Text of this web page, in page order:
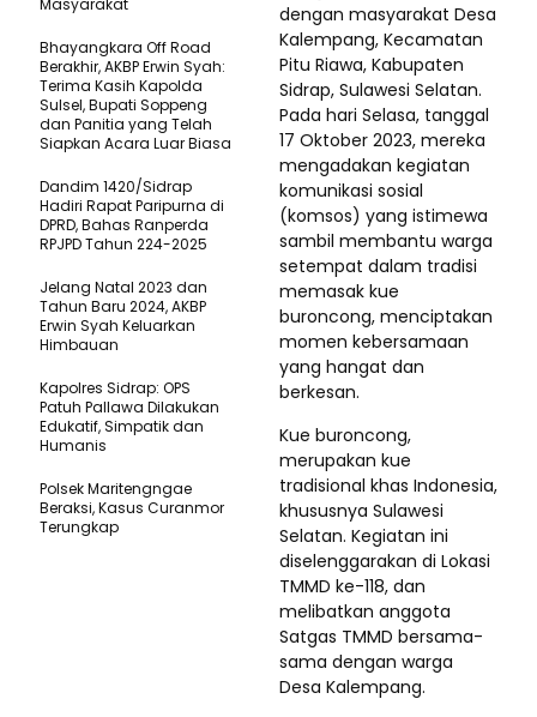
dengan masyarakat Desa
Kalempang, Kecamatan
Pitu Riawa, Kabupaten
Sidrap, Sulawesi Selatan.
Pada hari Selasa, tanggal
17 Oktober 2023, mereka
mengadakan kegiatan
komunikasi sosial
(komsos) yang istimewa
sambil membantu warga
setempat dalam tradisi
memasak kue
buroncong, menciptakan
momen kebersamaan
yang hangat dan
berkesan.
Kue buroncong,
merupakan kue
tradisional khas Indonesia,
khususnya Sulawesi
Selatan. Kegiatan ini
diselenggarakan di Lokasi
TMMD ke-118, dan
melibatkan anggota
Satgas TMMD bersama-
sama dengan warga
Desa Kalempang.
Masyarakat
Bhayangkara Off Road
Berakhir, AKBP Erwin Syah:
Terima Kasih Kapolda
Sulsel, Bupati Soppeng
dan Panitia yang Telah
Siapkan Acara Luar Biasa
Dandim 1420/Sidrap
Hadiri Rapat Paripurna di
DPRD, Bahas Ranperda
RPJPD Tahun 224-2025
Jelang Natal 2023 dan
Tahun Baru 2024, AKBP
Erwin Syah Keluarkan
Himbauan
Kapolres Sidrap: OPS
Patuh Pallawa Dilakukan
Edukatif, Simpatik dan
Humanis
Polsek Maritengngae
Beraksi, Kasus Curanmor
Terungkap